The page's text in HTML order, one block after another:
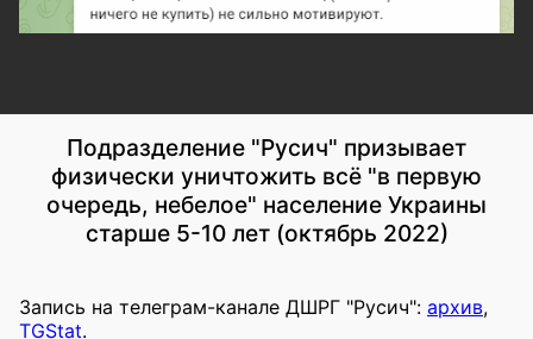
Подразделение "Русич" призывает
физически уничтожить всё "в первую
очередь, небелое" население Украины
старше 5-10 лет (октябрь 2022)
Запись на телеграм-канале ДШРГ "Русич": архив,
TGStat.